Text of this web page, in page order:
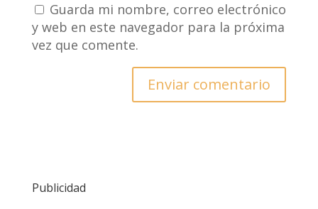
Guarda mi nombre, correo electrónico
y web en este navegador para la próxima
vez que comente.
Publicidad